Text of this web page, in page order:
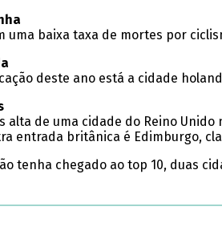
uma baixa taxa de mortes por
deste ano está a cidade
alta de uma cidade do Reino
entrada britânica é Edimburgo,
tenha chegado ao top 10, duas